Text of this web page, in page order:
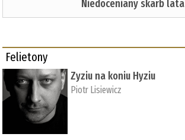
Niedoceniany skarb lata
Felietony
Zyziu na koniu Hyziu
Piotr Lisiewicz